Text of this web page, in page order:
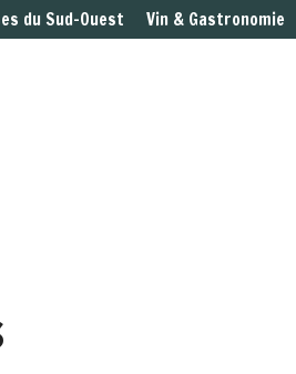
du Sud-Ouest Vin & Gastronomie